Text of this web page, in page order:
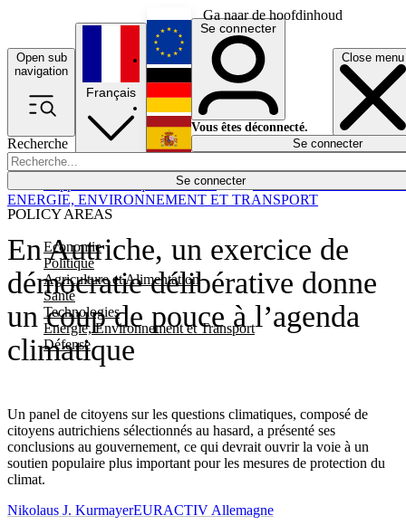
Ga naar de hoofdinhoud
Open sub
navigation
Close menu
Recherche
Se connecter
POLICY AREAS
Economie
Politique
Agriculture et Alimentation
Santé
Technologies
Energie, Environnement et Transport
Défense
Économie
Français
English
Deutsch
Español
Se connecter
Vous êtes déconnecté.
Se connecter
En Autriche, un exercice de
démocratie délibérative donne
un coup de pouce à l’agenda
climatique
Un panel de citoyens sur les questions climatiques, composé de
citoyens autrichiens sélectionnés au hasard, a présenté ses
conclusions au gouvernement, ce qui devrait ouvrir la voie à un
soutien populaire plus important pour les mesures de protection du
climat.
ENERGIE, ENVIRONNEMENT ET TRANSPORT
Nikolaus J. KurmayerEURACTIV Allemagne